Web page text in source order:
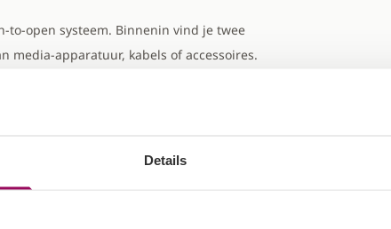
Details
to-open systeem. Binnenin vind je twee
media-apparatuur, kabels of accessoires.
een luchtige en opgeruimde